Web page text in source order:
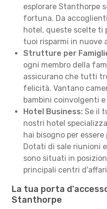
esplorare Stanthorpe
fortuna. Da
hotel, queste scelte ti
tuoi risparmi in nuove
Strutture per
ogni membro della
assicurano che tutti
felicità. Vantano
bambini coinvolgenti
Hotel Business: Se il
nostri hotel
hai bisogno per
Dotati di sale riunioni
sono situati in
principali centri
La tua porta
Stanthorpe